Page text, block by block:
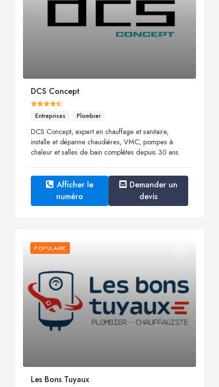
DCS Concept
Entreprises Plombier
DCS Concept, expert en chauffage et sanitaire,
installe et dépanne chaudières, VMC, pompes à
chaleur et salles de bain complètes depuis 30 ans.
Afficher le
numéro
Demander un
devis
POPULAIRE
Les Bons Tuyaux